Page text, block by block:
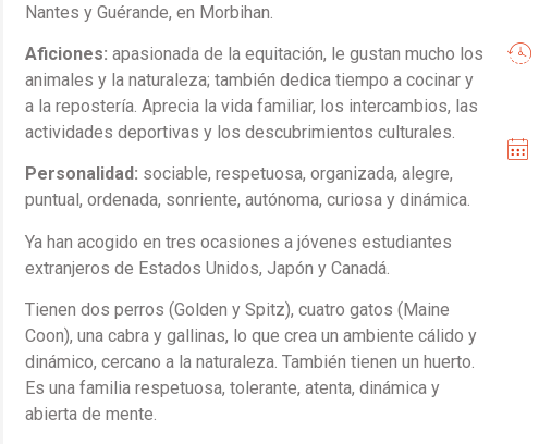
Nantes y Guérande, en Morbihan.
Aficiones: apasionada de la equitación, le gustan mucho los
animales y la naturaleza; también dedica tiempo a cocinar y
a la repostería. Aprecia la vida familiar, los intercambios, las
actividades deportivas y los descubrimientos culturales.
Personalidad: sociable, respetuosa, organizada, alegre,
puntual, ordenada, sonriente, autónoma, curiosa y dinámica.
Ya han acogido en tres ocasiones a jóvenes estudiantes
extranjeros de Estados Unidos, Japón y Canadá.
Tienen dos perros (Golden y Spitz), cuatro gatos (Maine
Coon), una cabra y gallinas, lo que crea un ambiente cálido y
dinámico, cercano a la naturaleza. También tienen un huerto.
Es una familia respetuosa, tolerante, atenta, dinámica y
abierta de mente.